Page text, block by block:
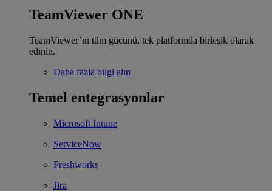
TeamViewer ONE
TeamViewer’ın tüm gücünü, tek platformda birleşik olarak
edinin.
Daha fazla bilgi alın
Temel entegrasyonlar
Microsoft Intune
ServiceNow
Freshworks
Jira